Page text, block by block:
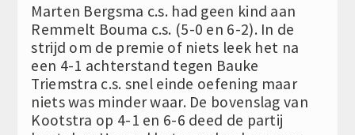
Marten Bergsma c.s. had geen kind aan
Remmelt Bouma c.s. (5-0 en 6-2). In de
strijd om de premie of niets leek het na
een 4-1 achterstand tegen Bauke
Triemstra c.s. snel einde oefening maar
niets was minder waar. De bovenslag van
Kootstra op 4-1 en 6-6 deed de partij